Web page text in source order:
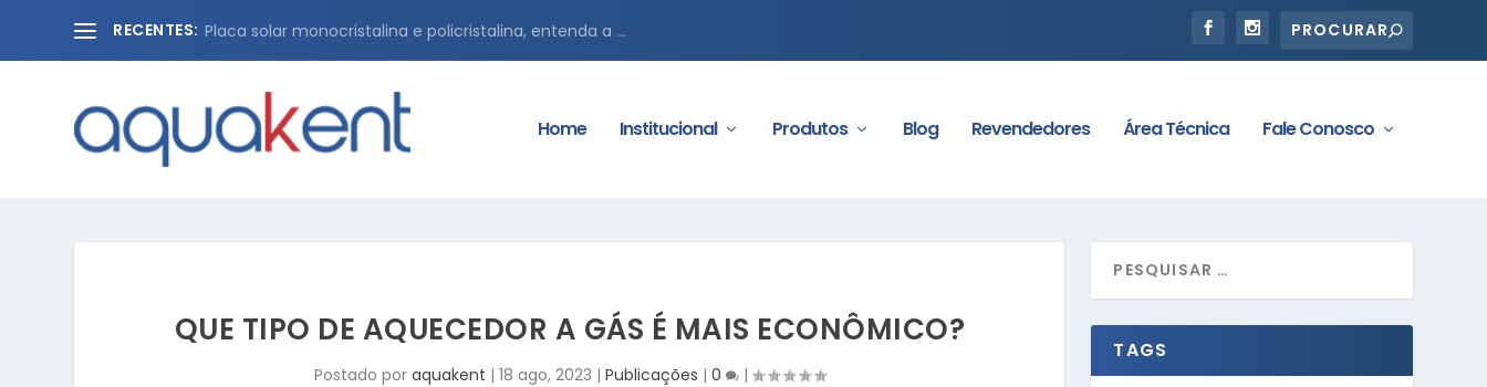
RECENTES: Placa solar monocristalina e policristalina, entenda a ...
Home Institucional Produtos Blog Revendedores Área Técnica Fale Conosco
QUE TIPO DE AQUECEDOR A GÁS É MAIS ECONÔMICO?
Postado por aquakent | 18 ago, 2023 | Publicações | 0 |
TAGS